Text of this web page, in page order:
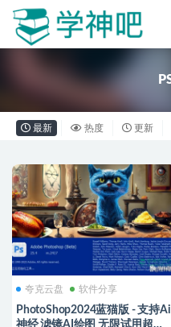
最新 热度 更新
夸克云盘 软件分享
PhotoShop2024蓝猫版 - 支持Ai
神经 滤镜AI绘图 无限试用超强